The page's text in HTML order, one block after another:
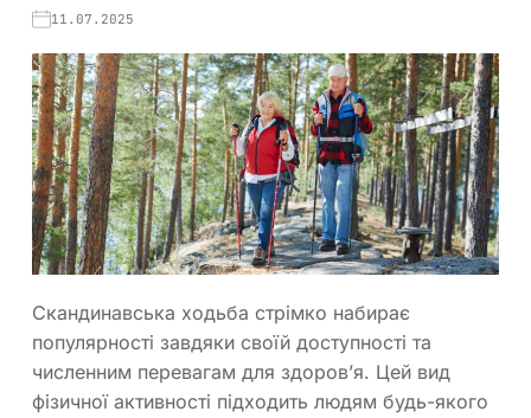
11.07.2025
Скандинавська ходьба стрімко набирає
популярності завдяки своїй доступності та
численним перевагам для здоров’я. Цей вид
фізичної активності підходить людям будь-якого